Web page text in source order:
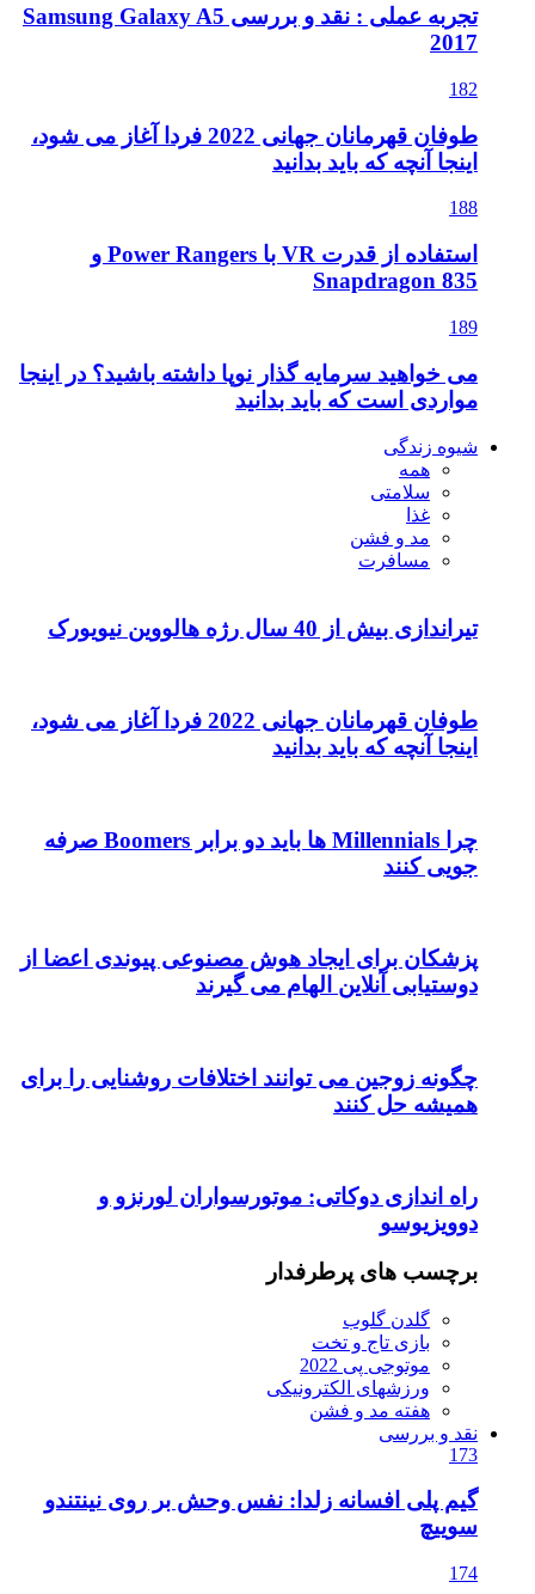
تجربه عملی : نقد و بررسی Samsung Galaxy A5
2017
182
طوفان قهرمانان جهانی 2022 فردا آغاز می شود،
اینجا آنچه که باید بدانید
188
استفاده از قدرت VR با Power Rangers و
Snapdragon 835
189
می خواهید سرمایه گذار نوپا داشته باشید؟ در اینجا
مواردی است که باید بدانید
شیوه زندگی
همه
سلامتی
غذا
مد و فشن
مسافرت
تیراندازی بیش از 40 سال رژه هالووین نیویورک
طوفان قهرمانان جهانی 2022 فردا آغاز می شود،
اینجا آنچه که باید بدانید
چرا Millennials ها باید دو برابر Boomers صرفه
جویی کنند
پزشکان برای ایجاد هوش مصنوعی پیوندی اعضا از
دوستیابی آنلاین الهام می گیرند
چگونه زوجین می توانند اختلافات روشنایی را برای
همیشه حل کنند
راه اندازی دوکاتی: موتورسواران لورنزو و
دوویزیوسو
برچسب های پرطرفدار
گلدن گلوب
بازی تاج و تخت
موتوجی پی 2022
ورزشهای الکترونیکی
هفته مد و فشن
نقد و بررسی
173
گیم پلی افسانه زلدا: نفس وحش بر روی نینتندو
سوییچ
174